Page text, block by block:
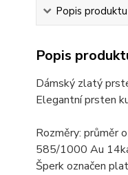
Popis produktu
Popis
Dámský zlatý
Elegantní prsten
Rozměry: průměr
585/1000 Au
Šperk označen